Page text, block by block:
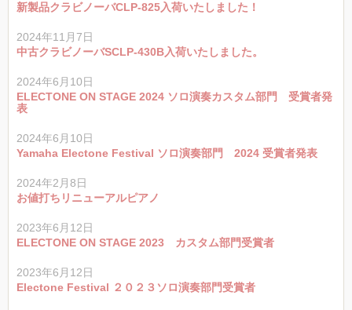
新製品クラビノーバCLP-825入荷いたしました！
2024年11月7日
中古クラビノーバSCLP-430B入荷いたしました。
2024年6月10日
ELECTONE ON STAGE 2024 ソロ演奏カスタム部門 受賞者発
表
2024年6月10日
Yamaha Electone Festival ソロ演奏部門 2024 受賞者発表
2024年2月8日
お値打ちリニューアルピアノ
2023年6月12日
ELECTONE ON STAGE 2023 カスタム部門受賞者
2023年6月12日
Electone Festival ２０２３ソロ演奏部門受賞者